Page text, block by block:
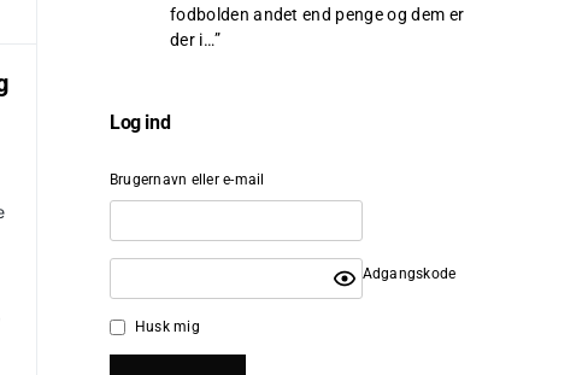
fodbolden andet end penge og dem er
der i…”
Log ind
Brugernavn eller e-mail
Adgangskode
Husk mig